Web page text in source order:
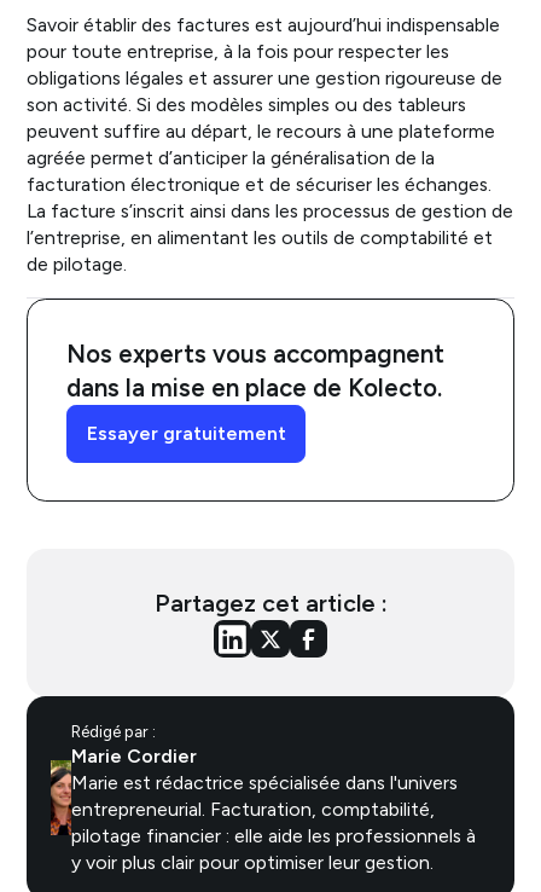
Savoir établir des factures est aujourd’hui indispensable
pour toute entreprise, à la fois pour respecter les
obligations légales et assurer une gestion rigoureuse de
son activité. Si des modèles simples ou des tableurs
peuvent suffire au départ, le recours à une plateforme
agréée permet d’anticiper la généralisation de la
facturation électronique et de sécuriser les échanges.
La facture s’inscrit ainsi dans les processus de gestion de
l’entreprise, en alimentant les outils de comptabilité et
de pilotage.
Nos experts vous accompagnent
dans la mise en place de Kolecto.
Essayer gratuitement
Partagez cet article :
Rédigé par :
Marie Cordier
Marie est rédactrice spécialisée dans l'univers
entrepreneurial. Facturation, comptabilité,
pilotage financier : elle aide les professionnels à
y voir plus clair pour optimiser leur gestion.